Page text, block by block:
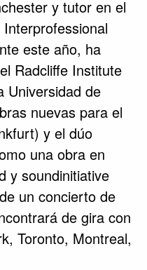
y tutor en el
este año, ha
Radcliffe Institute
Universidad de
nuevas para el
y el dúo
una obra en
y soundinitiative
un concierto de
de gira con
Toronto, Montreal,